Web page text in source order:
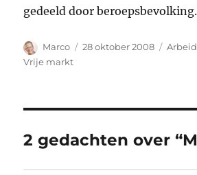
gedeeld door
Auteur
Marco
Geplaatst
28 oktober 2008
Vrije markt
2 gedachten over